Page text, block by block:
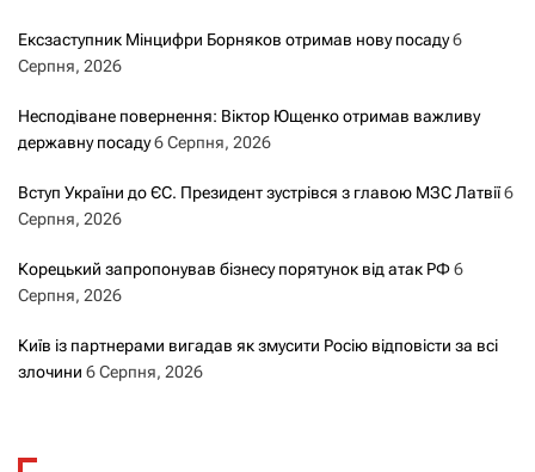
Ексзаступник Мінцифри Борняков отримав нову посаду6
Серпня, 2026
Несподіване повернення: Віктор Ющенко отримав важливу
державну посаду6 Серпня, 2026
Вступ України до ЄС. Президент зустрівся з главою МЗС Латвії6
Серпня, 2026
Корецький запропонував бізнесу порятунок від атак РФ6
Серпня, 2026
Київ із партнерами вигадав як змусити Росію відповісти за всі
злочини 6 Серпня, 2026